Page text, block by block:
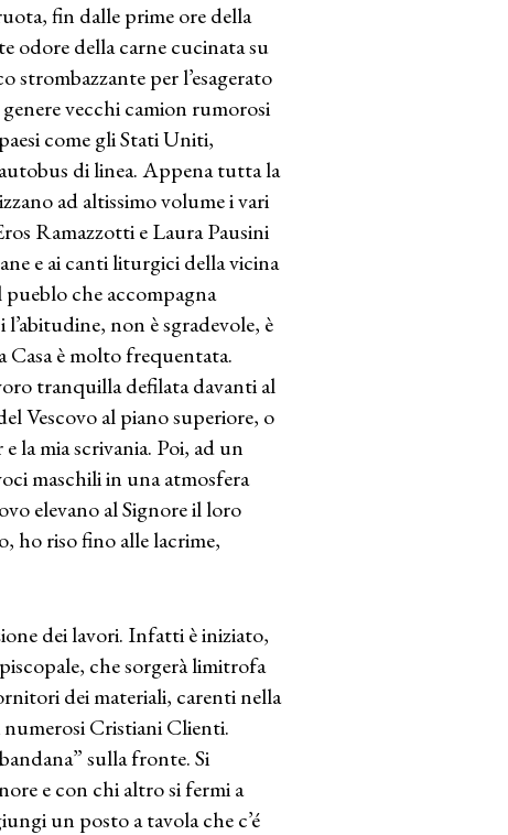
fin dalle prime ore della
odore della carne cucinata su
strombazzante per l’esagerato
vecchi camion rumorosi
come gli Stati Uniti,
di linea. Appena tutta la
ad altissimo volume i vari
Ramazzotti e Laura Pausini
e ai canti liturgici della vicina
che accompagna
non è sgradevole, è
è molto frequentata.
tranquilla defilata davanti al
Vescovo al piano superiore, o
la mia scrivania. Poi, ad un
maschili in una atmosfera
elevano al Signore il loro
ho riso fino alle lacrime,
dei lavori. Infatti è iniziato,
che sorgerà limitrofa
dei materiali, carenti nella
numerosi Cristiani Clienti.
sulla fronte. Si
e con chi altro si fermi a
un posto a tavola che c’é